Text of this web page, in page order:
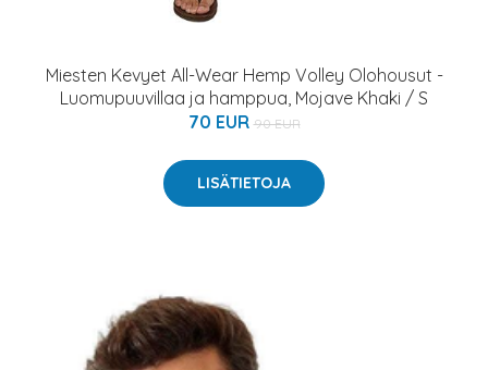
Miesten Kevyet All-Wear Hemp Volley Olohousut -
Luomupuuvillaa ja hamppua, Mojave Khaki / S
70 EUR 90 EUR
LISÄTIETOJA